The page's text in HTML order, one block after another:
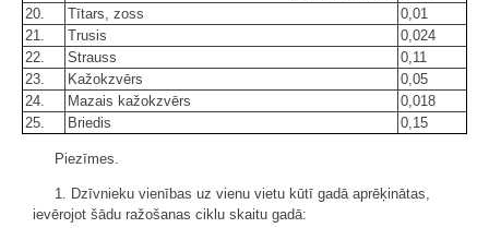
20. Tītars, zoss
0,01
21.
Trusis
0,024
22.
Strauss
0,11
23.
Kažokzvērs
0,05
24.
Mazais kažokzvērs
0,018
25.
Briedis 0,15
Piezīmes.
1. Dzīvnieku vienības uz vienu vietu kūtī gadā aprēķinātas,
ievērojot šādu ražošanas ciklu skaitu gadā: